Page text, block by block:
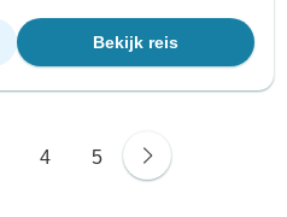
Bekijk reis
4 5